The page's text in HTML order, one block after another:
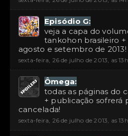
Episódio G:
veja a capa do
tankohon brasileiro
agosto e setembro de 2013!
sexta-feira, 26 de julho de 2013, as
Ômega:
todas as páginas do
+ publicação sofrerá
cancelada!
sexta-feira, 26 de julho de 2013, as